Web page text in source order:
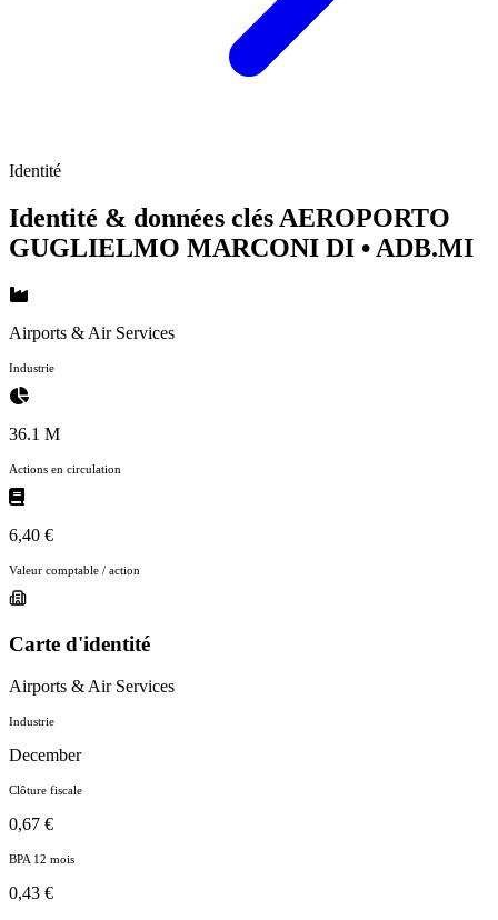
Identité
Identité & données clés AEROPORTO
GUGLIELMO MARCONI DI • ADB.MI
Airports & Air Services
Industrie
36.1 M
Actions en circulation
6,40 €
Valeur comptable / action
Carte d'identité
Airports & Air Services
Industrie
December
Clôture fiscale
0,67 €
BPA 12 mois
0,43 €